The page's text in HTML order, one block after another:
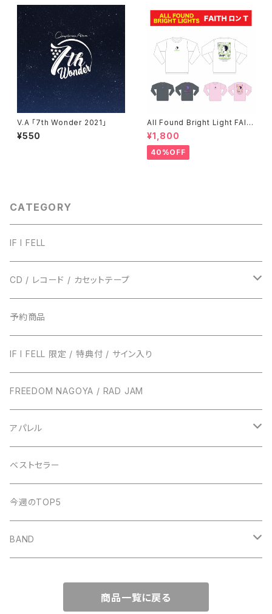
V.A 「7th Wonder 2021」
¥550
All Found Bright Light FAIT
H ロンT(残り僅か)
¥1,800
40%OFF
CATEGORY
IF I FELL
CD / レコード / カセットテープ
TRUST RECORDS
ENTH
EVERLONG
Some Life
TONIGHT RECORDS
ハローモンテスキュー
amanojac
BUNS RECORDS
SideChest
Atomic Skipper
THE NINTH APOLLO
ONE BY ONE RECORDS
明日、照らす
i GO
デモCD
Beat Light
予約商品
IF I FELL 限定 / 特典付 / サイン入り
FREEDOM NAGOYA / RAD JAM
アパレル
IF I FELL
Watashi
ベストセラー
今週のTOP5
BAND
商品一覧に戻る